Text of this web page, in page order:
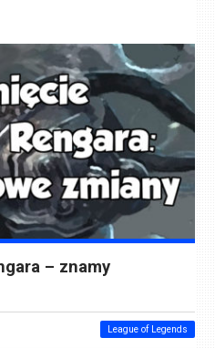
– znamy
League of Legends